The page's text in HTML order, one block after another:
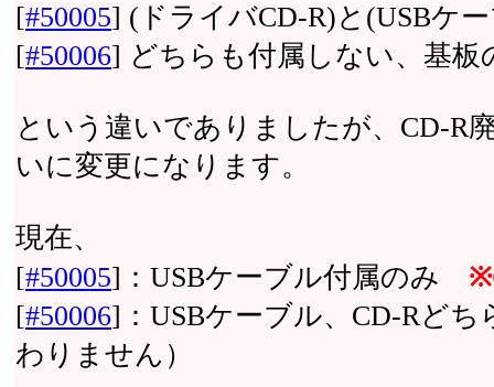
[#50005] (ドライバCD-R)と(USBケ
[#50006] どちらも付属しない、基板
という違いでありましたが、CD-R
いに変更になります。
現在、
[#50005]：USBケーブル付属のみ
[#50006]：USBケーブル、CD-Rど
わりません）